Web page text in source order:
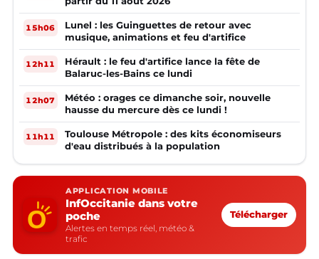
15h06
Lunel : les Guinguettes de retour avec
musique, animations et feu d'artifice
12h11
Hérault : le feu d'artifice lance la fête de
Balaruc-les-Bains ce lundi
12h07
Météo : orages ce dimanche soir, nouvelle
hausse du mercure dès ce lundi !
11h11
Toulouse Métropole : des kits économiseurs
d'eau distribués à la population
APPLICATION MOBILE
InfOccitanie dans votre
poche
Alertes en temps réel, météo &
trafic
Télécharger